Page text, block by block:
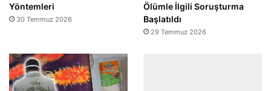
Yöntemleri
30 Temmuz 2026
Ölümle İlgili Soruşturma
Başlatıldı
29 Temmuz 2026